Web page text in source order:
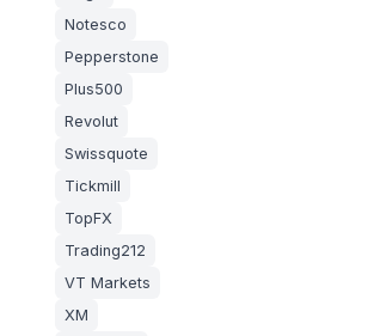
Notesco
Pepperstone
Plus500
Revolut
Swissquote
Tickmill
TopFX
Trading212
VT Markets
XM